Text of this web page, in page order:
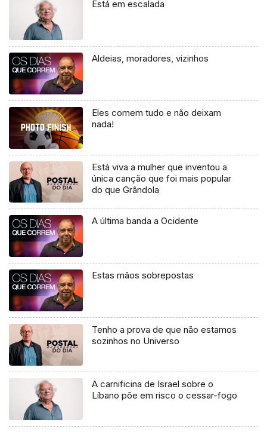
Está em escalada
Aldeias, moradores, vizinhos
Eles comem tudo e não deixam
nada!
Está viva a mulher que inventou a
única canção que foi mais popular
do que Grândola
A última banda a Ocidente
Estas mãos sobrepostas
Tenho a prova de que não estamos
sozinhos no Universo
A carnificina de Israel sobre o
Líbano põe em risco o cessar-fogo